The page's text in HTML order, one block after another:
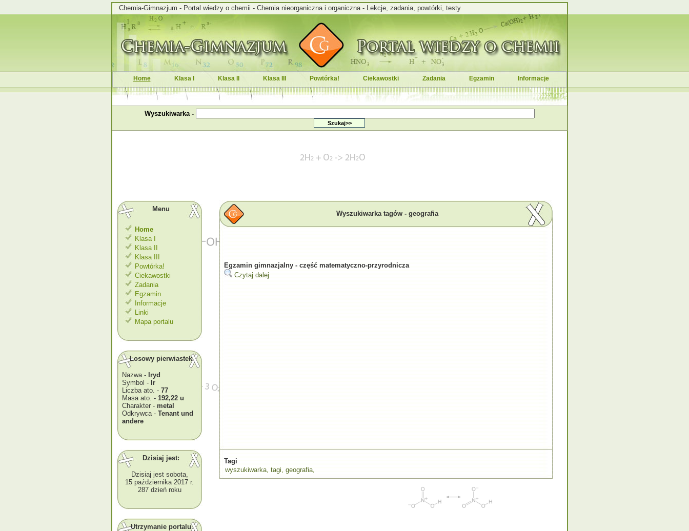
Chemia-Gimnazjum - Portal wiedzy o chemii - Chemia nieorganiczna i organiczna - Lekcje, zadania, powtórki, testy
Home Klasa I Klasa II Klasa III Powtórka! Ciekawostki Zadania Egzamin Informacje
Wyszukiwarka -
Menu
Home
Klasa I
Klasa II
Klasa III
Powtórka!
Ciekawostki
Zadania
Egzamin
Informacje
Linki
Mapa portalu
Losowy pierwiastek
Nazwa - Iryd
Symbol - Ir
Liczba ato. - 77
Masa ato. - 192,22 u
Charakter - metal
Odkrywca - Tenant und
andere
Dzisiaj jest:
Dzisiaj jest sobota,
15 października 2017 r.
287 dzień roku
Utrzymanie portalu
Wyszukiwarka tagów - geografia
Egzamin gimnazjalny - część matematyczno-przyrodnicza
Czytaj dalej
Tagi
wyszukiwarka, tagi, geografia,